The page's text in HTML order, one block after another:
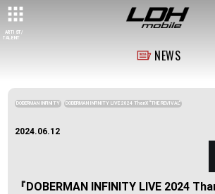
ARTIST/
TALENT
NEWS
DOBERMAN INFINITY DOBERMAN INFINITY LIVE 2024 ThanX "THE REVIVAL"
2024.06.12
『DOBERMAN INFINITY LIVE 2024